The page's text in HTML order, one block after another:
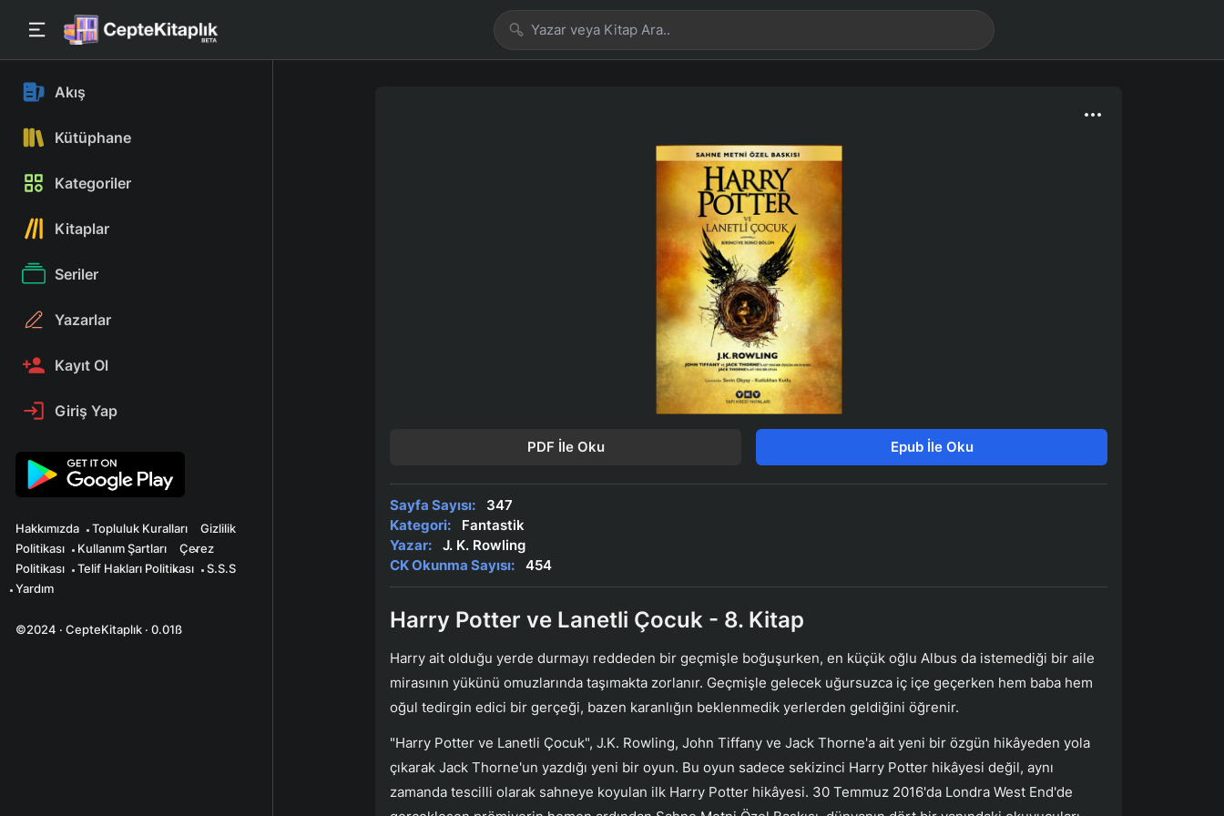
Akış
Kütüphane
Kategoriler
Kitaplar
Seriler
Yazarlar
Kayıt Ol
Giriş Yap
Hakkımızda Topluluk Kuralları
Gizlilik
Politikası
Kullanım Şartları
Çerez
Politikası
Telif Hakları Politikası
S.S.S
Yardım
©2024 · CepteKitaplık · 0.01ß
PDF İle Oku Epub İle Oku
Sayfa Sayısı:
347
Kategori:
Fantastik
Yazar:
J. K. Rowling
CK Okunma Sayısı:
454
Harry Potter ve Lanetli Çocuk - 8. Kitap
Harry ait olduğu yerde durmayı reddeden bir geçmişle boğuşurken, en küçük oğlu Albus da istemediği bir aile
mirasının yükünü omuzlarında taşımakta zorlanır. Geçmişle gelecek uğursuzca iç içe geçerken hem baba hem
oğul tedirgin edici bir gerçeği, bazen karanlığın beklenmedik yerlerden geldiğini öğrenir.
"Harry Potter ve Lanetli Çocuk", J.K. Rowling, John Tiffany ve Jack Thorne'a ait yeni bir özgün hikâyeden yola
çıkarak Jack Thorne'un yazdığı yeni bir oyun. Bu oyun sadece sekizinci Harry Potter hikâyesi değil, aynı
zamanda tescilli olarak sahneye koyulan ilk Harry Potter hikâyesi. 30 Temmuz 2016'da Londra West End'de